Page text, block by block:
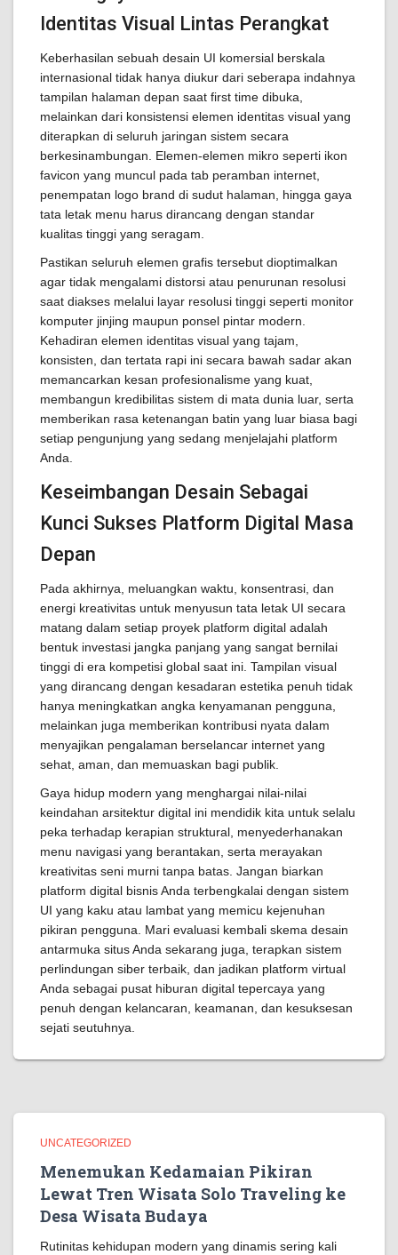
Identitas Visual Lintas Perangkat
Keberhasilan sebuah desain UI komersial berskala
internasional tidak hanya diukur dari seberapa indahnya
tampilan halaman depan saat first time dibuka,
melainkan dari konsistensi elemen identitas visual yang
diterapkan di seluruh jaringan sistem secara
berkesinambungan. Elemen-elemen mikro seperti ikon
favicon yang muncul pada tab peramban internet,
penempatan logo brand di sudut halaman, hingga gaya
tata letak menu harus dirancang dengan standar
kualitas tinggi yang seragam.
Pastikan seluruh elemen grafis tersebut dioptimalkan
agar tidak mengalami distorsi atau penurunan resolusi
saat diakses melalui layar resolusi tinggi seperti monitor
komputer jinjing maupun ponsel pintar modern.
Kehadiran elemen identitas visual yang tajam,
konsisten, dan tertata rapi ini secara bawah sadar akan
memancarkan kesan profesionalisme yang kuat,
membangun kredibilitas sistem di mata dunia luar, serta
memberikan rasa ketenangan batin yang luar biasa bagi
setiap pengunjung yang sedang menjelajahi platform
Anda.
Keseimbangan Desain Sebagai
Kunci Sukses Platform Digital Masa
Depan
Pada akhirnya, meluangkan waktu, konsentrasi, dan
energi kreativitas untuk menyusun tata letak UI secara
matang dalam setiap proyek platform digital adalah
bentuk investasi jangka panjang yang sangat bernilai
tinggi di era kompetisi global saat ini. Tampilan visual
yang dirancang dengan kesadaran estetika penuh tidak
hanya meningkatkan angka kenyamanan pengguna,
melainkan juga memberikan kontribusi nyata dalam
menyajikan pengalaman berselancar internet yang
sehat, aman, dan memuaskan bagi publik.
Gaya hidup modern yang menghargai nilai-nilai
keindahan arsitektur digital ini mendidik kita untuk selalu
peka terhadap kerapian struktural, menyederhanakan
menu navigasi yang berantakan, serta merayakan
kreativitas seni murni tanpa batas. Jangan biarkan
platform digital bisnis Anda terbengkalai dengan sistem
UI yang kaku atau lambat yang memicu kejenuhan
pikiran pengguna. Mari evaluasi kembali skema desain
antarmuka situs Anda sekarang juga, terapkan sistem
perlindungan siber terbaik, dan jadikan platform virtual
Anda sebagai pusat hiburan digital tepercaya yang
penuh dengan kelancaran, keamanan, dan kesuksesan
sejati seutuhnya.
UNCATEGORIZED
Menemukan Kedamaian Pikiran
Lewat Tren Wisata Solo Traveling ke
Desa Wisata Budaya
Rutinitas kehidupan modern yang dinamis sering kali